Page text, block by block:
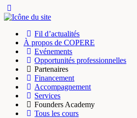
Side
Fil d’actualités
À propos de COPERE
Evénements
Opportunités professionnelles
Partenaires
Financement
Accompagnement
Services
Founders Academy
Tous les cours